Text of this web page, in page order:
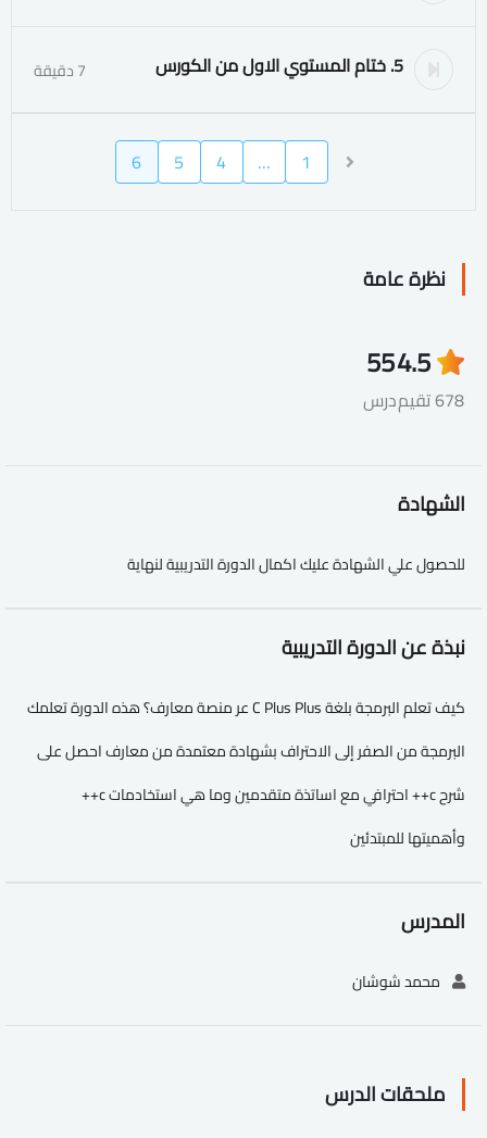
5. ختام المستوي الاول من الكورس 7 دقيقة
1
…
4
5
6
نظرة عامة
4.5
678 تقيم
55
درس
الشهادة
للحصول علي الشهادة عليك اكمال الدورة التدريبية لنهاية
نبذة عن الدورة التدريبية
كيف تعلم البرمجة بلغة C Plus Plus عر منصة معارف؟ هذه الدورة تعلمك
البرمجة من الصفر إلى الاحتراف بشهادة معتمدة من معارف احصل على
شرح c++ احترافي مع اساتذة متقدمين وما هي استخادمات c++
وأهميتها للمبتدئين
المدرس
محمد شوشان
ملحقات الدرس